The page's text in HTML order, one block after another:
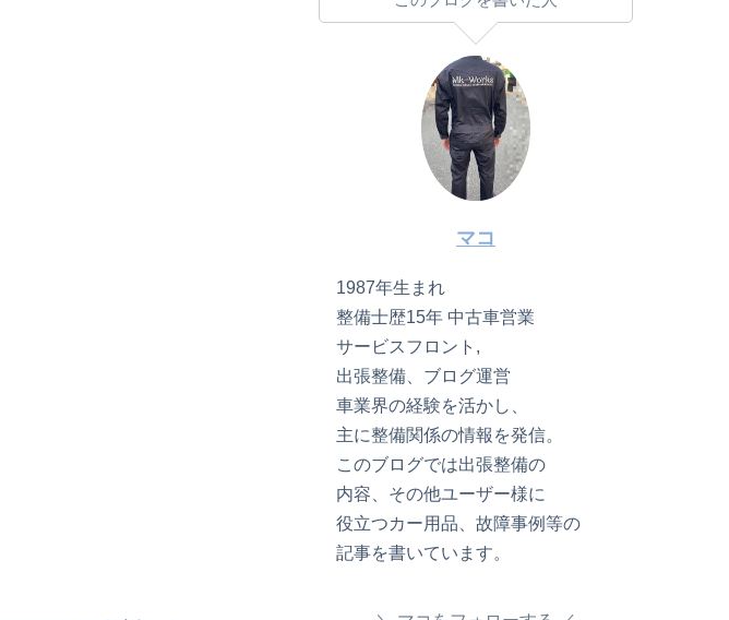
マコ
1987年生まれ
整備士歴15年 中古車営業
サービスフロント,
出張整備、ブログ運営
車業界の経験を活かし、
主に整備関係の情報を発信。
このブログでは出張整備の
内容、その他ユーザー様に
役立つカー用品、故障事例等の
記事を書いています。